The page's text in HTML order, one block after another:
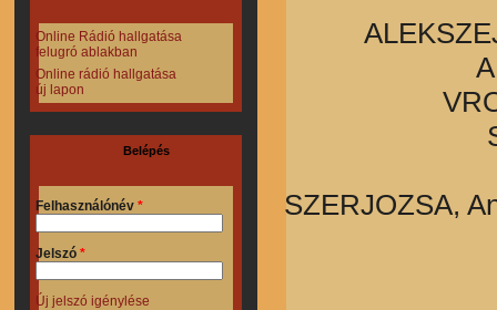
Online Rádió hallgatása
felugró ablakban
Online rádió hallgatása
új lapon
Belépés
Felhasználónév *
Jelszó *
Új jelszó igénylése
SZERJOZSA,